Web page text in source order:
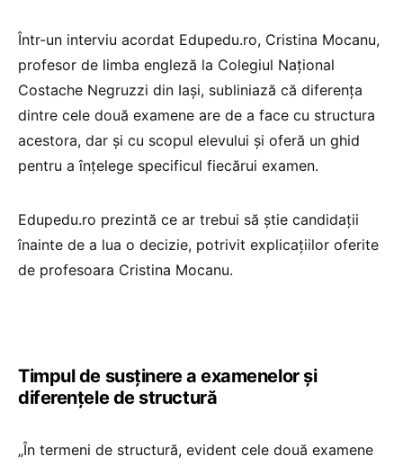
Într-un interviu acordat Edupedu.ro, Cristina Mocanu,
profesor de limba engleză la Colegiul Național
Costache Negruzzi din Iași, subliniază că diferența
dintre cele două examene are de a face cu structura
acestora, dar și cu scopul elevului și oferă un ghid
pentru a înțelege specificul fiecărui examen.
Edupedu.ro prezintă ce ar trebui să știe candidații
înainte de a lua o decizie, potrivit explicațiilor oferite
de profesoara Cristina Mocanu.
Timpul de susținere a examenelor și
diferențele de structură
„În termeni de structură, evident cele două examene